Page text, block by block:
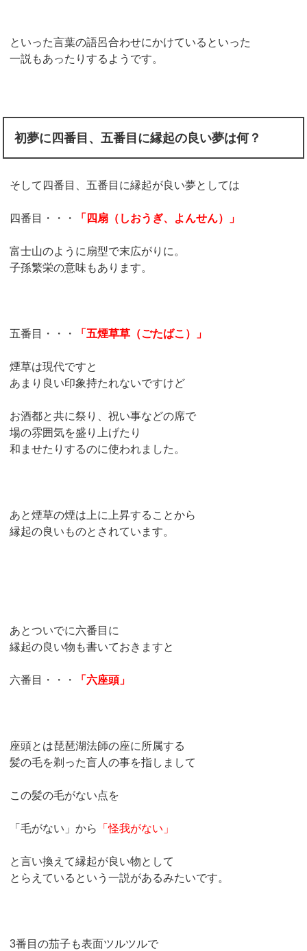
といった言葉の語呂合わせにかけているといった
一説もあったりするようです。
初夢に四番目、五番目に縁起の良い夢は何？
そして四番目、五番目に縁起が良い夢としては
四番目・・・ 「四扇（しおうぎ、よんせん）」
富士山のように扇型で末広がりに。
子孫繁栄の意味もあります。
五番目・・・ 「五煙草草（ごたばこ）」
煙草は現代ですと
あまり良い印象持たれないですけど
お酒都と共に祭り、祝い事などの席で
場の雰囲気を盛り上げたり
和ませたりするのに使われました。
あと煙草の煙は上に上昇することから
縁起の良いものとされています。
あとついでに六番目に
縁起の良い物も書いておきますと
六番目・・・ 「六座頭」
座頭とは琵琶湖法師の座に所属する
髪の毛を剃った盲人の事を指しまして
この髪の毛がない点を
「毛がない」から 「怪我がない」
と言い換えて縁起が良い物として
とらえているという一説があるみたいです。
3番目の茄子も表面ツルツルで